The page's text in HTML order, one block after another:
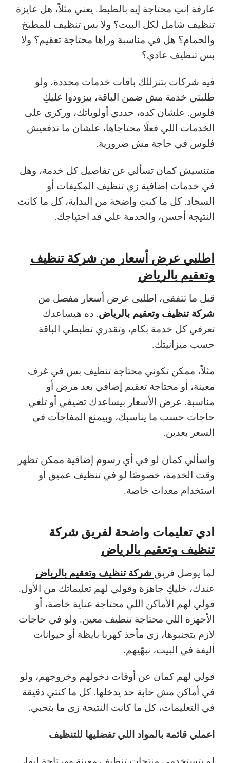
عارفة إنتِ محتاجة إيه بالظبط. يعني مثلاً، هل عايزة
تنظيف شامل لكل البيت؟ ولا بس تنظيف للمطبخ
والحمام؟ هل في مناسبة وراها محتاجة تعقيم؟ ولا
بس تنظيف عادي؟
فيه شركات بتنزللك باقات خدمات محددة، ولو
طلبتي خدمة مش ضمن الباقة، بيزودوا عليكِ
فلوس. علشان كده، حددي أولوياتك، وركزي على
الخدمات اللي فعلًا محتاجاها، علشان ما تدفعيش
فلوس في حاجة مش ضرورية.
متنسيش كمان تسألي عن تفاصيل كل خدمة، وهل
في خدمات إضافية زي تنظيف المكيفات أو
السجاد. كل ما كنتِ واضحة من البداية، كل ما كانت
النتيجة أحسن، والخدمة على قد احتياجك.
اطلبي عرض أسعار من شركة تنظيف
وتعقيم بالرياض
قبل ما تتفقي، اطلبى عرض أسعار مفصل من
شركة تنظيف وتعقيم بالرياض. ده هيساعدك
تعرفي كل خدمة بكام، وتقدري تظبطي الباقة
حسب ميزانيتك.
مثلاً، ممكن تكوني محتاجة تنظيف بس في غرف
معينة، أو محتاجة تعقيم إضافي بعد مرض أو
مناسبة. عرض الأسعار بيساعدك تضيفي أو تلغي
حاجات حسب ما يناسبك، وبيمنع المفاجآت في
السعر بعدين.
واسألي كمان لو في أي رسوم إضافية ممكن تظهر
وقت الخدمة، خصوصًا لو في تنظيف عميق أو
استخدام معدات خاصة.
ادي تعليمات واضحة لفريق شركة
تنظيف وتعقيم بالرياض
لما يوصل فريق شركة تنظيف وتعقيم بالرياض
عندك، خليكِ جاهزة وقولي لهم تعليماتك من الأول.
قولي لهم الأماكن اللي محتاجة عناية خاصة، أو
الأجهزة اللي محتاجة تنظيف معين. ولو في حاجات
لازم يتجنبوها، زي مأخذ كهربا بايظة أو حيوانات
أليفة في البيت، نبهّيهم.
قولي لهم كمان عن أوقات دخولهم وخروجهم، ولو
في أماكن مش حابة حد يدخلها. كل ما كنتي دقيقة
في التعليمات، كل ما كانت النتيجة زي ما بتحبي.
اعملي قائمة بالمواد اللي تفضليها للتنظيف